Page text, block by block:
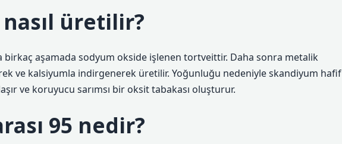
üretilir?
birkaç aşamada sodyum okside işlenen tortveittir. Daha sonra metalik
ve kalsiyumla indirgenerek üretilir. Yoğunluğu nedeniyle skandiyum hafif
ve koruyucu sarımsı bir oksit tabakası oluşturur.
95 nedir?